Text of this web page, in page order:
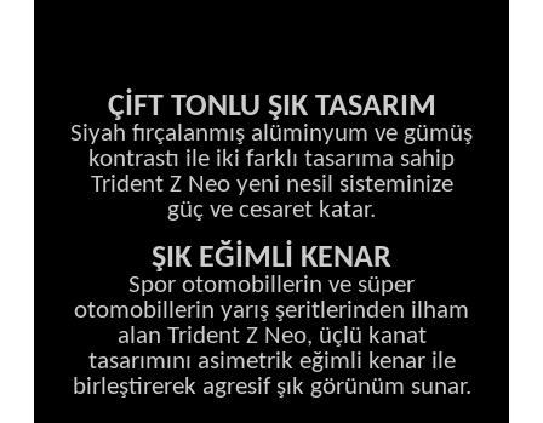
ÇİFT TONLU ŞIK TASARIM
Siyah fırçalanmış alüminyum ve gümüş
kontrastı ile iki farklı tasarıma sahip
Trident Z Neo yeni nesil sisteminize
güç ve cesaret katar.
ŞIK EĞİMLİ KENAR
Spor otomobillerin ve süper
otomobillerin yarış şeritlerinden ilham
alan Trident Z Neo, üçlü kanat
tasarımını asimetrik eğimli kenar ile
birleştirerek agresif şık görünüm sunar.